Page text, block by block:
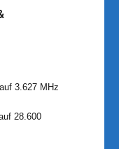
3.627 MHz
28.600